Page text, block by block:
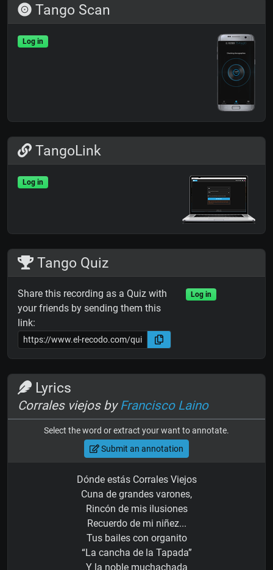
Tango Scan
Log in
TangoLink
Log in
Tango Quiz
Share this recording as a Quiz with
your friends by sending them this
link:
Log in
Lyrics
Corrales viejos byFrancisco Laino
Select the word or extract your want to annotate.
Submit an annotation
Dónde estás Corrales Viejos
Cuna de grandes varones,
Rincón de mis ilusiones
Recuerdo de mi niñez...
Tus bailes con organito
“La cancha de la Tapada”
Y la noble muchachada